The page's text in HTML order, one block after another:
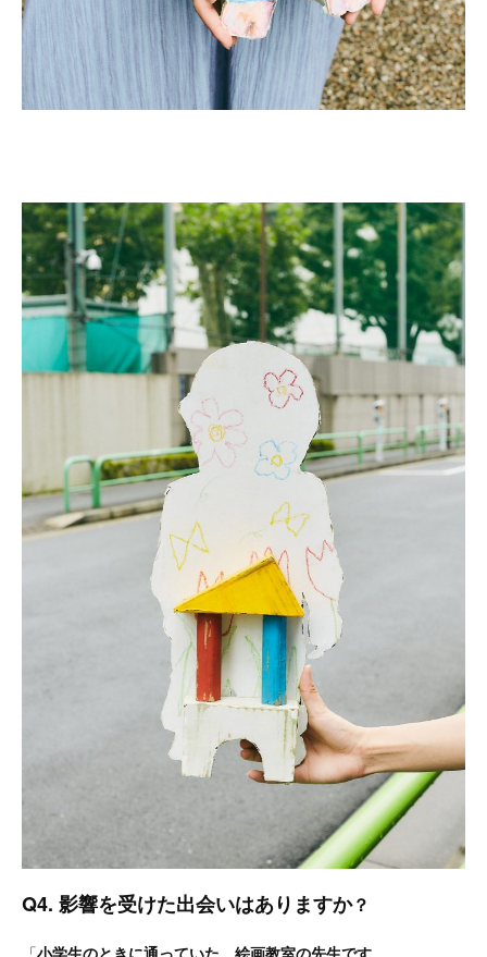
Q4. 影響を受けた出会いはありますか？
「小学生のときに通っていた、絵画教室の先生です。